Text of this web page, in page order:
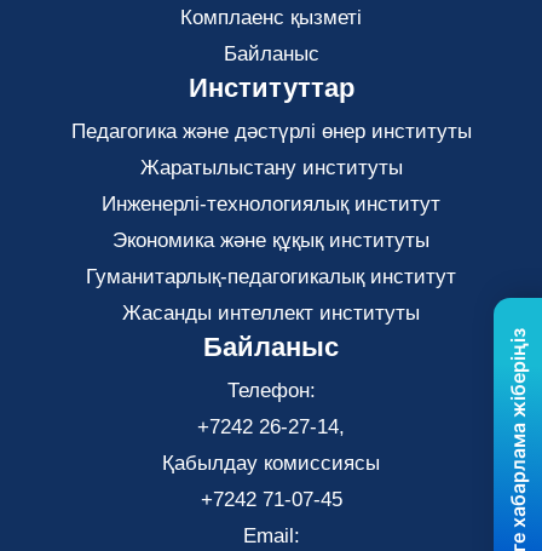
Комплаенс қызметі
Байланыс
Институттар
Педагогика және дәстүрлі өнер институты
Жаратылыстану институты
Инженерлі-технологиялық институт
Экономика және құқық институты
Гуманитарлық-педагогикалық институт
Жасанды интеллект институты
Байланыс
Телефон:
+7242 26-27-14,
Қабылдау комиссиясы
+7242 71-07-45
Email:
Бізге хабарлама жіберіңіз